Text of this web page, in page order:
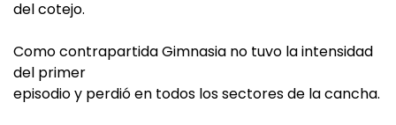
del cotejo.
Como contrapartida Gimnasia no tuvo la intensidad
del primer
episodio y perdió en todos los sectores de la cancha.